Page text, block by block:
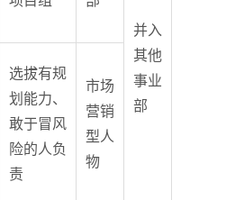
并入
其他
事业
部
选拔有规
划能力、
敢于冒风
险的人负
责
市场
营销
型人
物